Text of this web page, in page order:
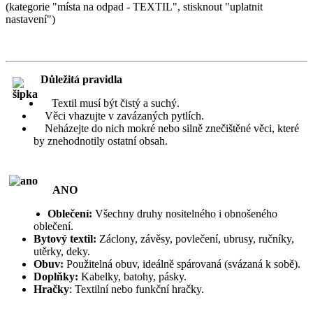
(kategorie "místa na odpad - TEXTIL", stisknout "uplatnit
nastavení")
Důležitá pravidla
Textil musí být čistý a suchý.
Věci vhazujte v zavázaných pytlích.
Neházejte do nich mokré nebo silně znečištěné věci, které
by znehodnotily ostatní obsah.
ANO
Oblečení: Všechny druhy nositelného i obnošeného
oblečení.
Bytový textil: Záclony, závěsy, povlečení, ubrusy, ručníky,
utěrky, deky.
Obuv: Použitelná obuv, ideálně spárovaná (svázaná k sobě).
Doplňky: Kabelky, batohy, pásky.
Hračky: Textilní nebo funkční hračky.